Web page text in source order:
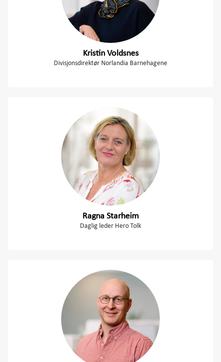
Kristin Voldsnes
Divisjonsdirektør Norlandia Barnehagene
Ragna Starheim
Daglig leder Hero Tolk